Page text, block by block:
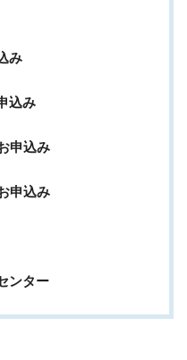
み
込み
申込み
申込み
ンター